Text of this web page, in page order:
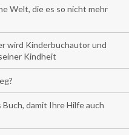
Welt, die es so nicht mehr
wird Kinderbuchautor und
Kindheit
damit Ihre Hilfe auch